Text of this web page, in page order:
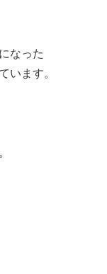
なった
います。